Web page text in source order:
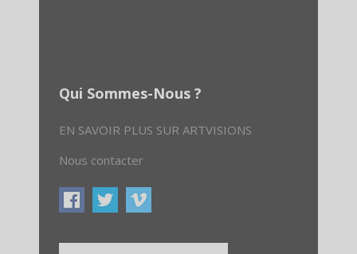
Qui Sommes-Nous ?
EN SAVOIR PLUS SUR ARTVISIONS
Nous contacter